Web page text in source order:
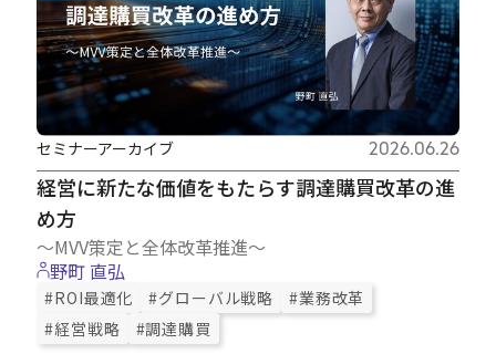
経営に新たな価値をもたらす調達購買改革の進
め方
～MVV策定と全体改革推進～
セミナーアーカイブ 2026.06.26
野町 直弘
#ROI最適化 #グローバル戦略
#業務改革
#経営戦略
#調達購買